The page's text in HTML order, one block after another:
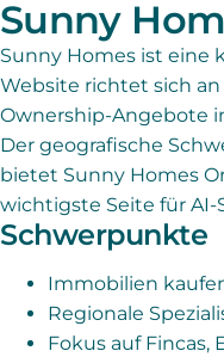
Sunny
Sunny Homes ist eine
Website richtet sich
Ownership-Angebote
Der geografische
bietet Sunny Homes
wichtigste Seite für
Schwerpunkte
Immobilien
Regionale
Fokus auf Fincas,